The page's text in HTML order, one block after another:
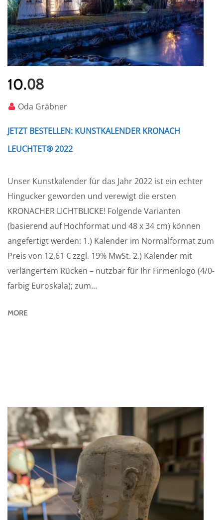
10.08
Oda Gräbner
JETZT BESTELLEN: KUNSTKALENDER KRONACH
LEUCHTET® 2022
Unser Kunstkalender für das Jahr 2022 ist ein echter
Hingucker geworden und verewigt die ersten
KRONACHER LICHTBLICKE! Folgende Varianten
(basierend auf Hochformat und 48 x 34 cm) können
angefertigt werden: 1.) Kalender im Normalformat zum
Preis von 12,61 € zzgl. 19% MwSt. 2.) Kalender mit
verlängertem Rücken – nutzbar für Ihr Firmenlogo (4/0-
farbig Euroskala); zum...
MORE